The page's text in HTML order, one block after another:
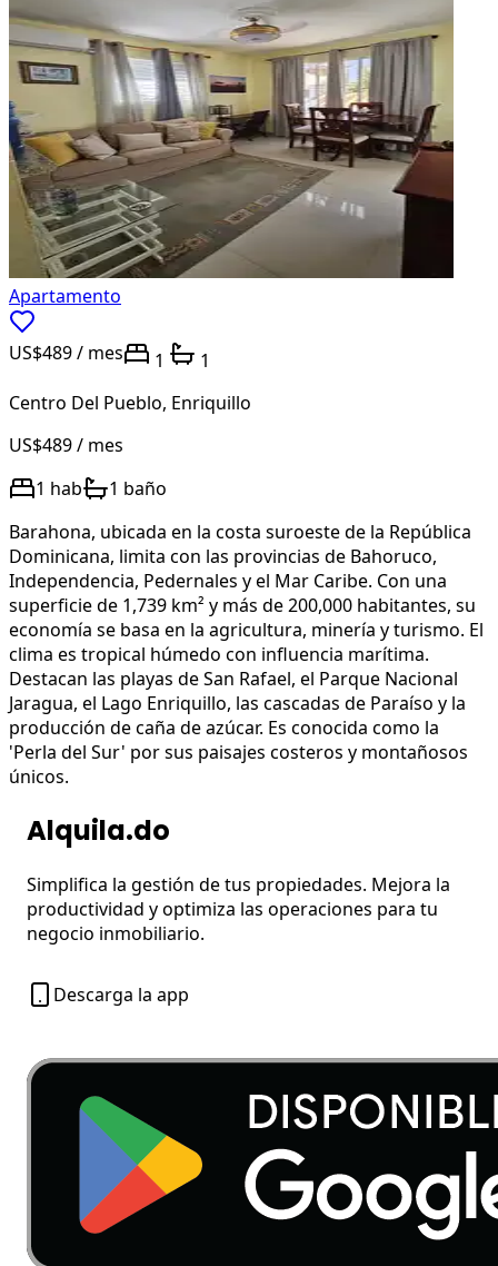
Apartamento
US$489/ mes 1
1
Centro Del Pueblo, Enriquillo
US$489/ mes
1 hab 1 baño
Barahona, ubicada en la costa suroeste de la República
Dominicana, limita con las provincias de Bahoruco,
Independencia, Pedernales y el Mar Caribe. Con una
superficie de 1,739 km² y más de 200,000 habitantes, su
economía se basa en la agricultura, minería y turismo. El
clima es tropical húmedo con influencia marítima.
Destacan las playas de San Rafael, el Parque Nacional
Jaragua, el Lago Enriquillo, las cascadas de Paraíso y la
producción de caña de azúcar. Es conocida como la
'Perla del Sur' por sus paisajes costeros y montañosos
únicos.
Alquila.do
Simplifica la gestión de tus propiedades. Mejora la
productividad y optimiza las operaciones para tu
negocio inmobiliario.
Descarga la app